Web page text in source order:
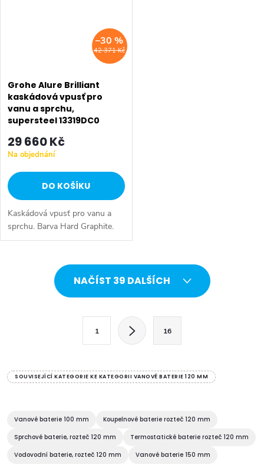
42 371 Kč
–30 %
Grohe Alure Brilliant
kaskádová vpusť pro
vanu a sprchu,
supersteel 13319DC0
29 660 Kč
Na objednání
DO KOŠÍKU
Kaskádová vpusť pro vanu a
sprchu. Barva Hard Graphite.
d
c
p
NAČÍST 39 DALŠÍCH
á
o
á
1 16
SOUVISEJÍCÍ KATEGORIE KE KATEGORII VANOVÉ BATERIE 120 MM
Vanové baterie 100 mm
Koupelnové baterie rozteč 120 mm
Sprchové baterie, rozteč 120 mm
Termostatické baterie rozteč 120 mm
Vodovodní baterie, rozteč 120 mm
Vanové baterie 150 mm